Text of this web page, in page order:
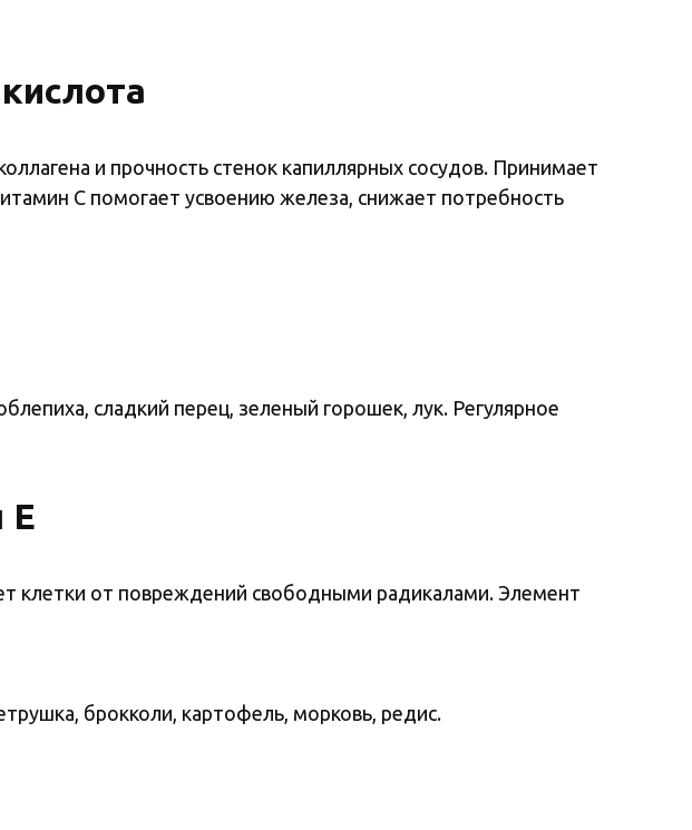
и прочность стенок капиллярных сосудов. Принимает
С помогает усвоению железа, снижает потребность
сладкий перец, зеленый горошек, лук. Регулярное
Е
клетки от повреждений свободными радикалами. Элемент
брокколи, картофель, морковь, редис.